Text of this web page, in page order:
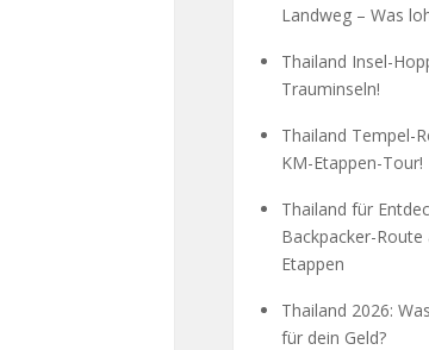
Landweg – Was
Thailand Insel-
Trauminseln!
Thailand Tempel-
KM-Etappen-Tour!
Thailand für
Backpacker-
Etappen
Thailand 2026:
für dein Geld?